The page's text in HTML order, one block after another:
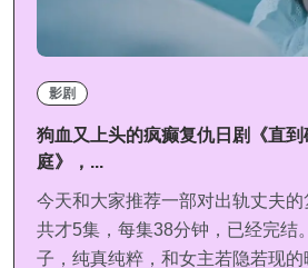
影剧
狗血又上头的疯癫复仇日剧《直
庭》，...
今天和大家推荐一部对出轨丈夫
共才5集，每集38分钟，已经完结
子，纯真纯粹，和女主若隐若现的